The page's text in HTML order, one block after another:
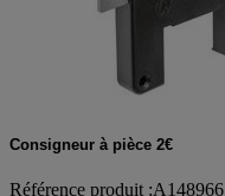
Consigneur à pièce 2€
Référence produit :A148966